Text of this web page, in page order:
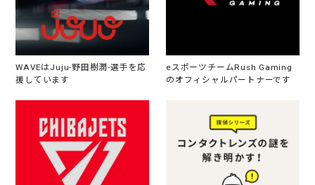
WAVEはJuju-野田樹潤-選手を応
援しています
eスポーツチームRush Gaming
のオフィシャルパートナーです